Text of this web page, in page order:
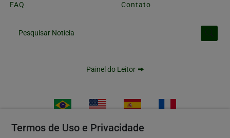
FAQ
Contato
Pesquisar Notícia
Painel do Leitor
Termos de Uso e Privacidade